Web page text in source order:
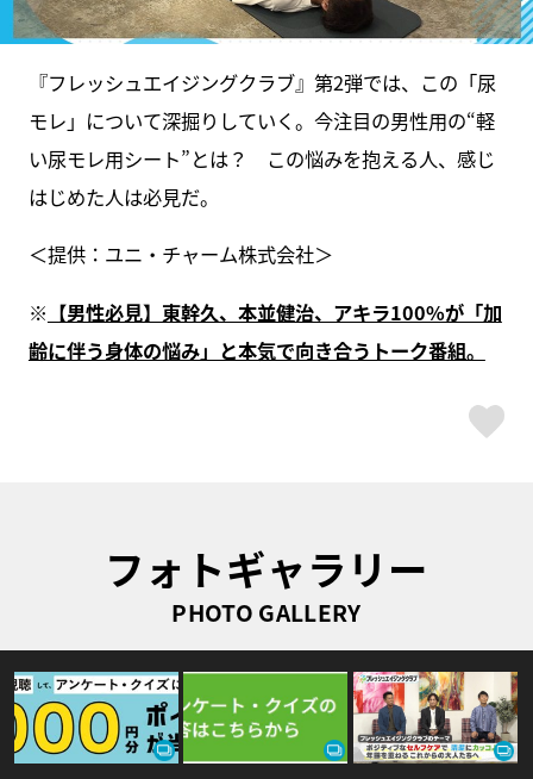
『フレッシュエイジングクラブ』第2弾では、この「尿
モレ」について深掘りしていく。今注目の男性用の“軽
い尿モレ用シート”とは？ この悩みを抱える人、感じ
はじめた人は必見だ。
＜提供：ユニ・チャーム株式会社＞
※ 【男性必見】東幹久、本並健治、アキラ100%が「加
齢に伴う身体の悩み」と本気で向き合うトーク番組。
フォトギャラリー
PHOTO GALLERY